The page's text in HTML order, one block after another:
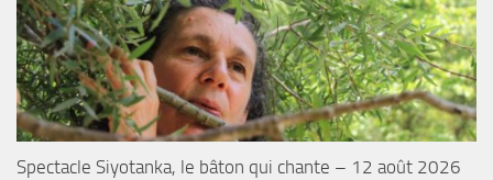
Spectacle Siyotanka, le bâton qui chante – 12 août 2026